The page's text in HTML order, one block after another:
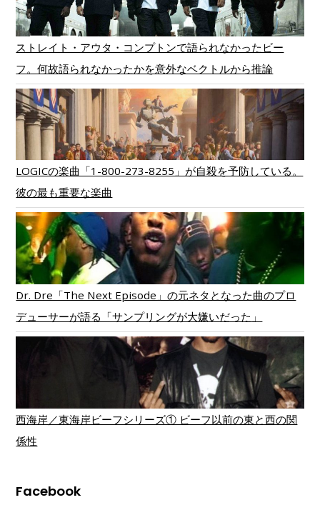
ストレイト・アウタ・コンプトンで語られなかったビー
フ。何故語られなかったかを意外なベクトルから推論
LOGICの楽曲「1-800-273-8255」が自殺を予防している。
彼の最も重要な楽曲
Dr. Dre「The Next Episode」の元ネタとなった曲のプロ
デューサーが語る「サンプリングが大嫌いだった」
西海岸／東海岸ビーフシリーズ① ビーフ以前の東と西の関
係性
Facebook